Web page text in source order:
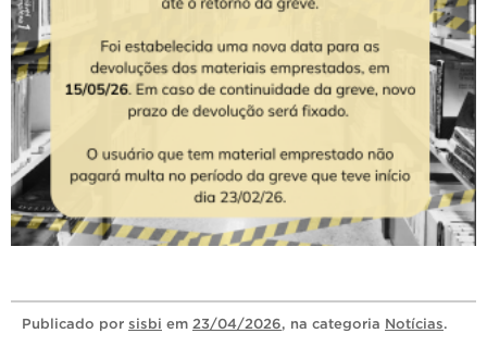
Publicado por sisbi em 23/04/2026, na categoria Notícias.